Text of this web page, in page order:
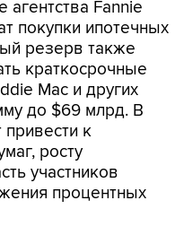
резерв также
краткосрочные
Mac и других
до $69 млрд. В
привести к
росту
участников
процентных
отразиться